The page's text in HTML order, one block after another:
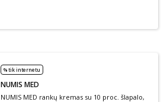
% tik internetu
NUMIS MED
NUMIS MED rankų kremas su 10 proc. šlapalo,